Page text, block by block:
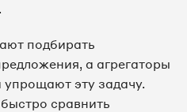
подбирать
а агрегаторы
упрощают эту задачу.
сравнить